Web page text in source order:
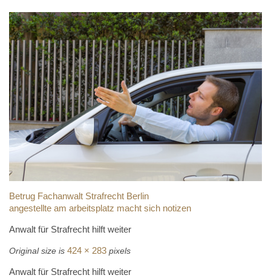
Betrug Fachanwalt Strafrecht Berlin
angestellte am arbeitsplatz macht sich notizen
Anwalt für Strafrecht hilft weiter
Original size is 424 × 283 pixels
Anwalt für Strafrecht hilft weiter